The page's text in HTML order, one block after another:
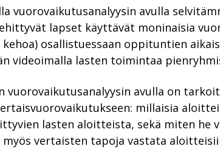
vuorovaikutusanalyysin avulla
lapset käyttävät moninaisia
osallistuessaan oppituntien
videoimalla lasten toimintaa
vuorovaikutusanalyysin avulla on
millaisia
lasten aloitteista, sekä miten he
myös vertaisten tapoja vastata